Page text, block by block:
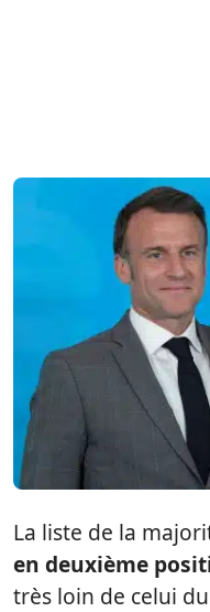
La liste de la
en deuxième
très loin de celui